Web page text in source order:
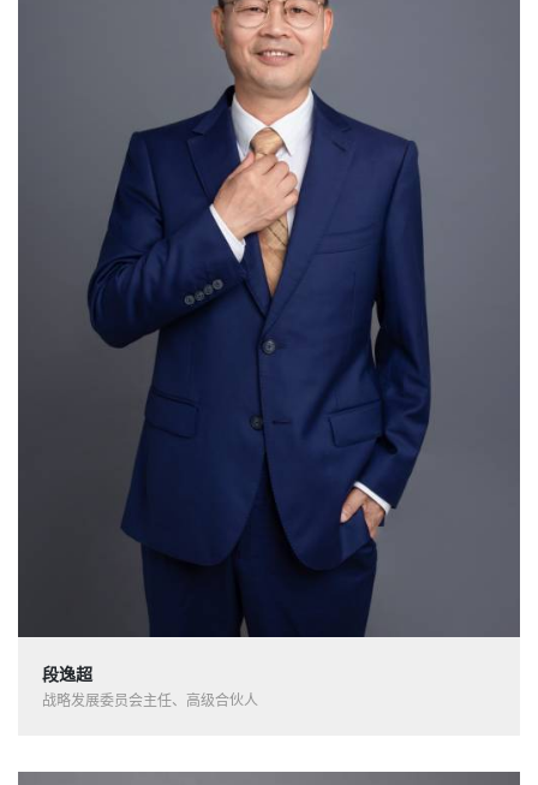
段逸超
战略发展委员会主任、高级合伙人